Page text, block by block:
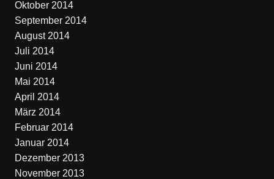
Oktober 2014
September 2014
August 2014
Juli 2014
Juni 2014
Mai 2014
April 2014
März 2014
Februar 2014
Januar 2014
Dezember 2013
November 2013